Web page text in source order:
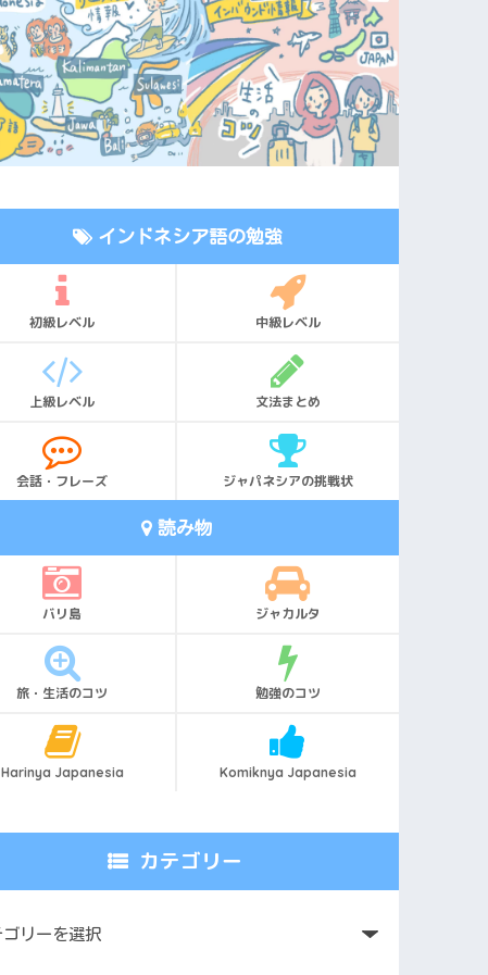
インドネシア語の勉強
初級レベル 中級レベル
上級レベル 文法まとめ
会話・フレーズ ジャパネシアの挑戦状
読み物
バリ島 ジャカルタ
旅・生活のコツ 勉強のコツ
Harinya Japanesia Komiknya Japanesia
カテゴリー